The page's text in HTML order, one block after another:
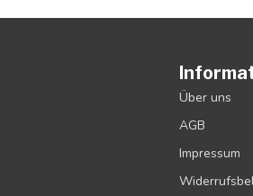
Über uns
AGB
Impressum